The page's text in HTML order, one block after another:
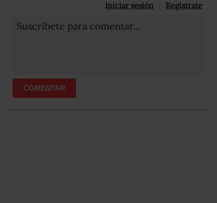
Iniciar sesión Registrate
Suscribete para comentar...
COMENTAR